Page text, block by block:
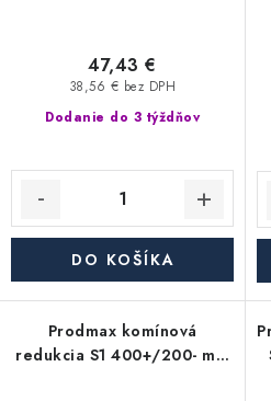
Dodanie do 3 týždňov
38,56 € bez DPH
47,43 €
DO KOŠÍKA
Prodmax komínová
redukcia S1 400+/200- mm